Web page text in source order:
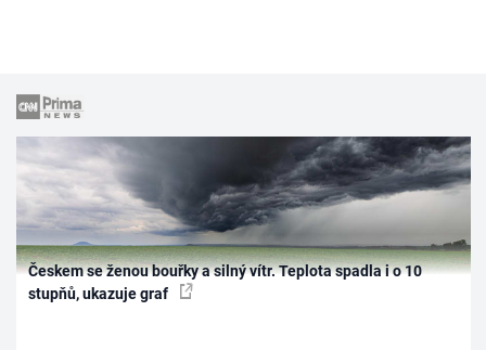
Českem se ženou bouřky a silný vítr. Teplota spadla i o 10
stupňů, ukazuje graf